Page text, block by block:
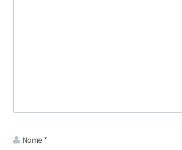
Nome *